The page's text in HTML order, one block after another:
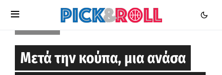
Μετά την κούπα, μια ανάσα